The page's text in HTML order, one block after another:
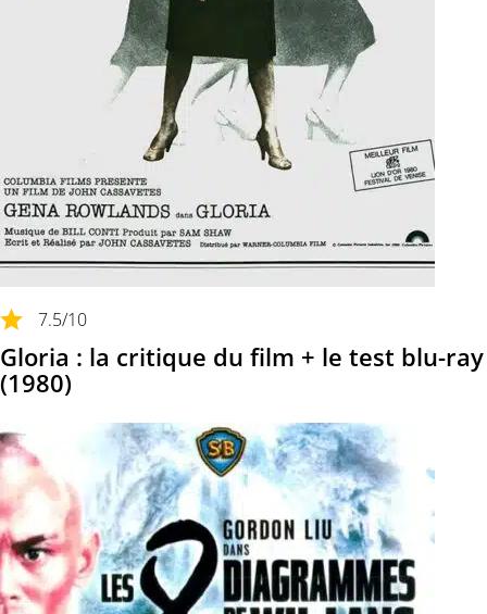
7.5/10
Gloria : la critique du film + le test blu-ray
(1980)